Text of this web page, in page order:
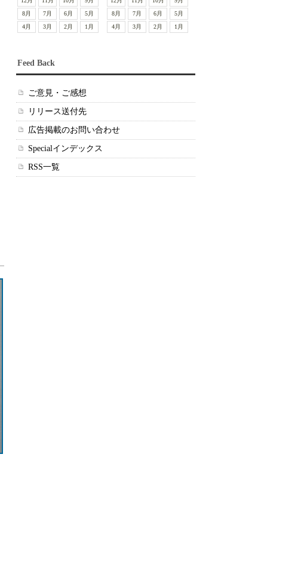
8月
7月 6月
5月
4月
3月 2月 1月
8月
7月 6月
5月
4月
3月 2月 1月
Feed Back
ご意見・ご感想
リリース送付先
広告掲載のお問い合わせ
Specialインデックス
RSS一覧